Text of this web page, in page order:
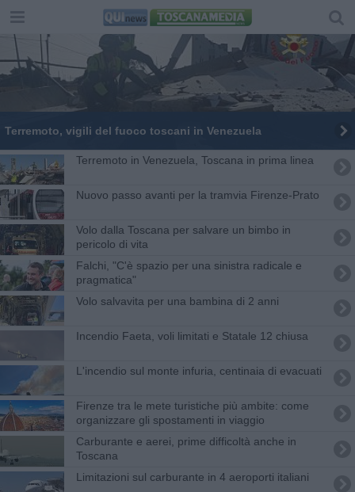
Terremoto, vigili del fuoco toscani in Venezuela
Terremoto in Venezuela, Toscana in prima linea
Nuovo passo avanti per la tramvia Firenze-Prato
Volo dalla Toscana per salvare un bimbo in
pericolo di vita
Falchi, "C'è spazio per una sinistra radicale e
pragmatica"
Volo salvavita per una bambina di 2 anni
Incendio Faeta, voli limitati e Statale 12 chiusa
L'incendio sul monte infuria, centinaia di evacuati
Firenze tra le mete turistiche più ambite: come
organizzare gli spostamenti in viaggio
Carburante e aerei, prime difficoltà anche in
Toscana
Limitazioni sul carburante in 4 aeroporti italiani